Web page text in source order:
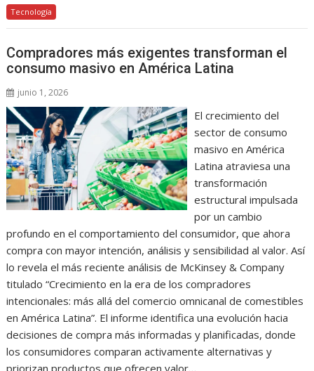
Tecnología
Compradores más exigentes transforman el
consumo masivo en América Latina
junio 1, 2026
El crecimiento del
sector de consumo
masivo en América
Latina atraviesa una
transformación
estructural impulsada
por un cambio
profundo en el comportamiento del consumidor, que ahora
compra con mayor intención, análisis y sensibilidad al valor. Así
lo revela el más reciente análisis de McKinsey & Company
titulado “Crecimiento en la era de los compradores
intencionales: más allá del comercio omnicanal de comestibles
en América Latina”. El informe identifica una evolución hacia
decisiones de compra más informadas y planificadas, donde
los consumidores comparan activamente alternativas y
priorizan productos que ofrecen valor…